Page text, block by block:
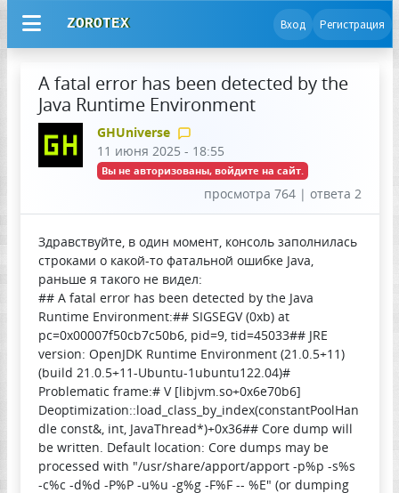
ZOROTEX Вход Регистрация
A fatal error has been detected by the
Java Runtime Environment
GHUniverse
11 июня 2025 - 18:55
Вы не авторизованы, войдите на сайт.
просмотра 764 | ответа 2
Здравствуйте, в один момент, консоль заполнилась
строками о какой-то фатальной ошибке Java,
раньше я такого не видел:
## A fatal error has been detected by the Java
Runtime Environment:## SIGSEGV (0xb) at
pc=0x00007f50cb7c50b6, pid=9, tid=45033## JRE
version: OpenJDK Runtime Environment (21.0.5+11)
(build 21.0.5+11-Ubuntu-1ubuntu122.04)#
Problematic frame:# V [libjvm.so+0x6e70b6]
Deoptimization::load_class_by_index(constantPoolHan
dle const&, int, JavaThread*)+0x36## Core dump will
be written. Default location: Core dumps may be
processed with "/usr/share/apport/apport -p%p -s%s
-c%c -d%d -P%P -u%u -g%g -F%F -- %E" (or dumping